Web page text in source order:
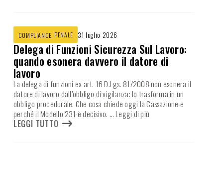
COMPLIANCE, PENALE 31 luglio 2026
Delega di Funzioni Sicurezza Sul Lavoro:
quando esonera davvero il datore di
lavoro
La delega di funzioni ex art. 16 D.Lgs. 81/2008 non esonera il
datore di lavoro dall’obbligo di vigilanza: lo trasforma in un
obbligo procedurale. Che cosa chiede oggi la Cassazione e
perché il Modello 231 è decisivo. … Leggi di più
LEGGI TUTTO